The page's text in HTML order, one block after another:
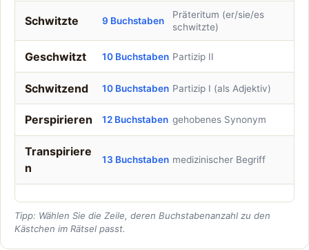
Schwitzte 9 Buchstaben
Präteritum (er/sie/es
schwitzte)
Geschwitzt 10 Buchstaben Partizip II
Schwitzend 10 Buchstaben Partizip I (als Adjektiv)
Perspirieren 12 Buchstaben gehobenes Synonym
Transpiriere
n
13 Buchstaben medizinischer Begriff
Tipp: Wählen Sie die Zeile, deren Buchstabenanzahl zu den
Kästchen im Rätsel passt.